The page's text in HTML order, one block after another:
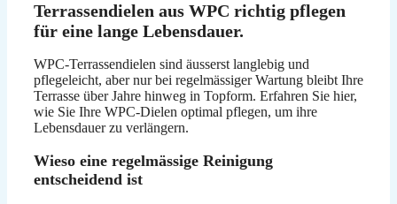
Terrassendielen aus WPC richtig pflegen
für eine lange Lebensdauer.
WPC-Terrassendielen sind äusserst langlebig und
pflegeleicht, aber nur bei regelmässiger Wartung bleibt Ihre
Terrasse über Jahre hinweg in Topform. Erfahren Sie hier,
wie Sie Ihre WPC-Dielen optimal pflegen, um ihre
Lebensdauer zu verlängern.
Wieso eine regelmässige Reinigung
entscheidend ist